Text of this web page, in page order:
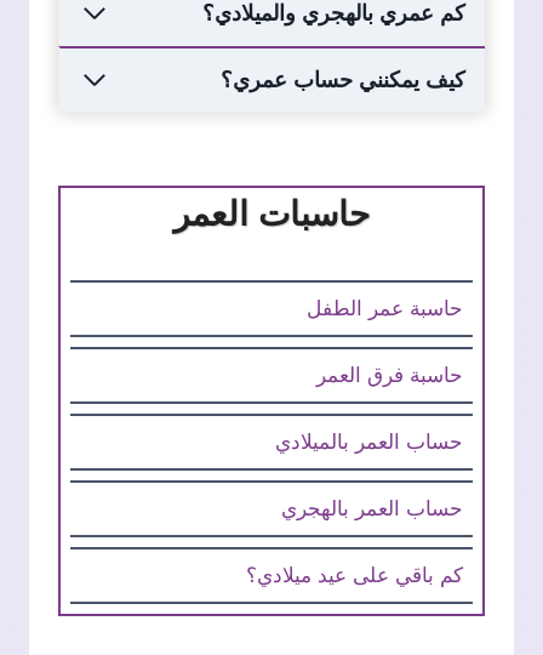
كم عمري بالهجري والميلادي؟
كيف يمكنني حساب عمري؟
حاسبات العمر
حاسبة عمر الطفل
حاسبة فرق العمر
حساب العمر بالميلادي
حساب العمر بالهجري
كم باقي على عيد ميلادي؟